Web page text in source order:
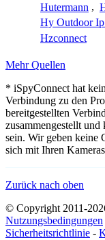
Hutermann ,
Hy Outdoor Ip
Hzconnect
Mehr Quellen
* iSpyConnect hat
Verbindung zu den
bereitgestellten
zusammengestellt
sein. Wir geben keine
sich mit Ihren
Zurück nach oben
© Copyright 2011-
Nutzungsbedingungen
Sicherheitsrichtlinie -